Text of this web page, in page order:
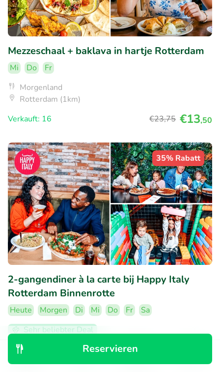
Reservieren
Mezzeschaal + baklava in hartje Rotterdam
Mi Do
Fr
Morgenland
Rotterdam (1km)
Verkauft: 16
€23,75 €13,50
35% Rabatt
2-gangendiner à la carte bij Happy Italy
Rotterdam Binnenrotte
Heute Morgen Di Mi Do Fr
Sa
Sehr beliebter Deal
9.1
• 287 Bewertungen
Happy Italy Rotterdam Binnenrotte